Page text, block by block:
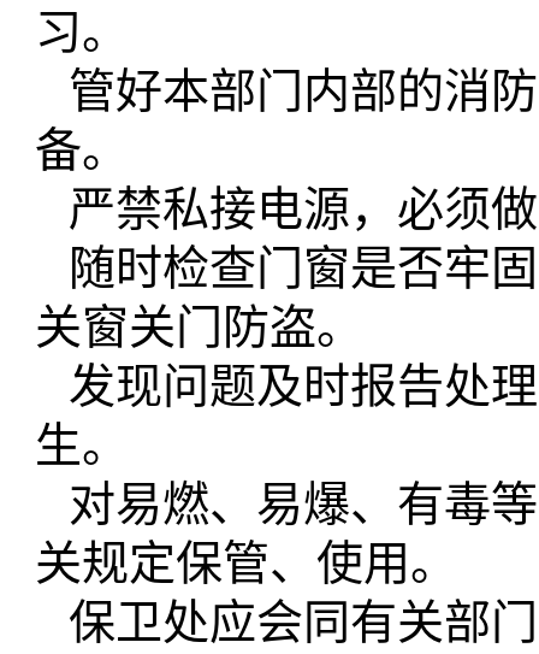
习。
管好本部门内部的消
备。
严禁私接电源，必须
随时检查门窗是否牢
关窗关门防盗。
发现问题及时报告处
生。
对易燃、易爆、有毒
关规定保管、使用。
保卫处应会同有关部